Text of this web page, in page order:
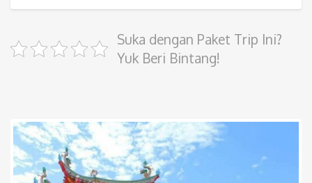
Suka dengan Paket Trip Ini?
Yuk Beri Bintang!